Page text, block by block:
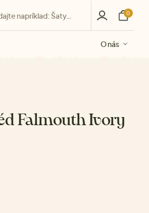
O nás
O nás
O nás
O nás
O nás
0
Falmouth Ivory